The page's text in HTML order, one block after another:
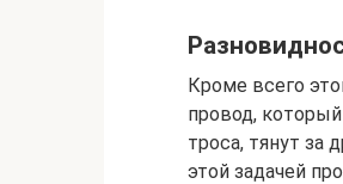
Кроме всего
провод,
троса, тянут за
этой задачей